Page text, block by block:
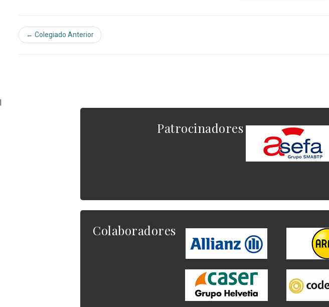
← Colegiado Anterior
|
Patrocinadores
Colaboradores